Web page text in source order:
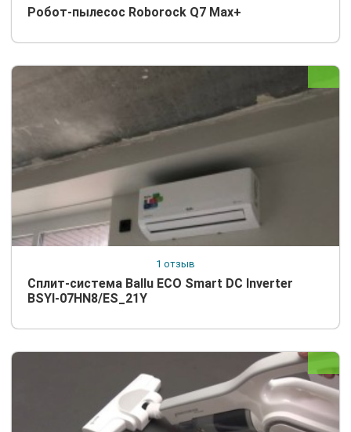
Робот-пылесос Roborock Q7 Max+
1 отзыв
Сплит-система Ballu ECO Smart DC Inverter
BSYI-07HN8/ES_21Y